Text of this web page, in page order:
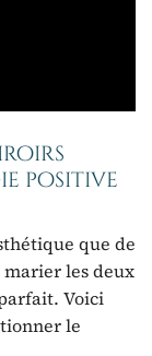
positive
que de
les deux
Voici
le